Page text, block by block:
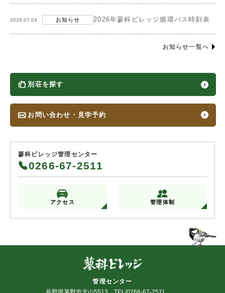
2026.07.04 お知らせ 2026年蓼科ビレッジ循環バス時刻表
お知らせ一覧へ
別荘を探す
お問い合わせ・見学予約
蓼科ビレッジ管理センター
0266-67-2511
アクセス 管理体制
管理センター